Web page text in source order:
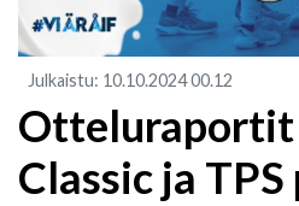
Julkaistu: 10.10.202400.12
Classic ja